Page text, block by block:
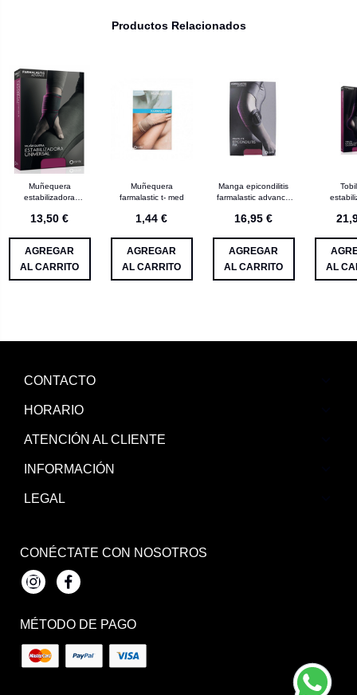
Productos Relacionados
Muñequera
estabilizadora
t- única
13,50 €
AGREGAR
AL CARRITO
Muñequera
farmalastic t- med
1,44 €
AGREGAR
AL CARRITO
Manga epicondilitis
farmalastic advance
16,95 €
AGREGAR
AL CARRITO
cro t-
AL
CONTACTO
HORARIO
ATENCIÓN AL CLIENTE
INFORMACIÓN
LEGAL
CONÉCTATE CON NOSOTROS
InstagramFacebook
MÉTODO DE PAGO